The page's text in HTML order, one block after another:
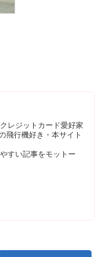
レジットカード愛好家
飛行機好き・本サイト
すい記事をモットー